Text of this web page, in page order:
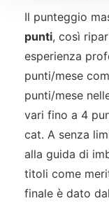
Il punteggio
punti, così
esperienza
punti/mese
punti/mese
vari fino a 4
cat. A senza
alla guida di
titoli come
finale è dato